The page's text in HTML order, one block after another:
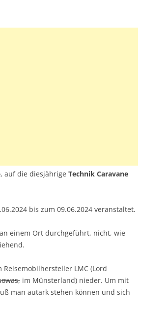
auf die diesjährige Technik Caravane
bis zum 09.06.2024 veranstaltet.
einem Ort durchgeführt, nicht, wie
Reisemobilhersteller LMC (Lord
im Münsterland) nieder. Um mit
man autark stehen können und sich